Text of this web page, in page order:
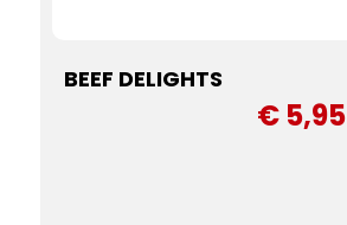
BEEF DELIGHTS
€ 5,95